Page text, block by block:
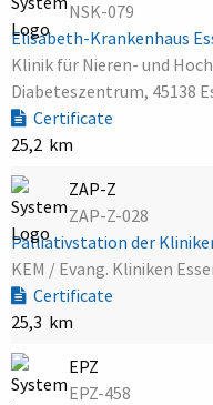
NSK-079
Elisabeth-Krankenhaus
Klinik für Nieren- und
Diabeteszentrum, 45138
Certificate
25,2 km
ZAP-Z
ZAP-Z-028
Palliativstation der
KEM / Evang. Kliniken
Certificate
25,3 km
EPZ
EPZ-458